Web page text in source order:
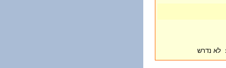
: לא נדרש